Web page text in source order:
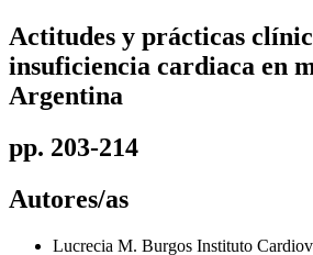
Actitudes y prácticas
insuficiencia cardiaca en
Argentina
pp. 203-214
Autores/as
Lucrecia M. Burgos Instituto